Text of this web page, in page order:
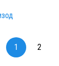
1 2